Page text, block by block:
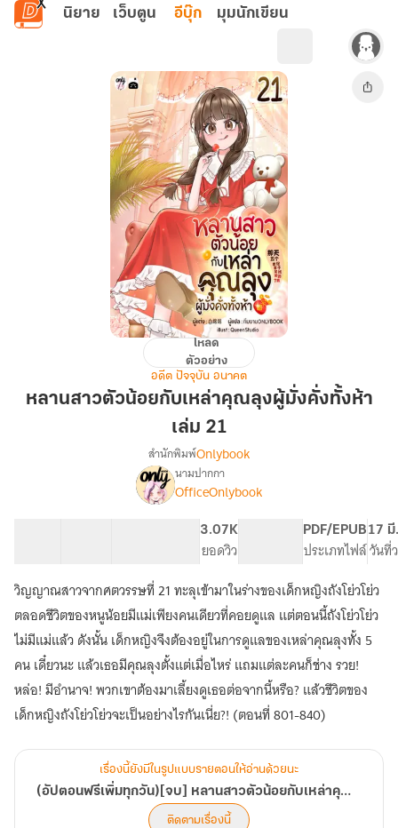
ข้ามไปยังเนื้อหาหลัก
นิยาย เว็บตูน อีบุ๊ก มุมนักเขียน
หลาน
ตัว
ผู้
ทั้ง
ห้า
เล่ม
21
โหลด
ตัวอย่าง
อดีต ปัจจุบัน อนาคต
หลานสาวตัวน้อยกับเหล่าคุณลุงผู้มั่งคั่งทั้งห้า
เล่ม 21
เรื่อง(อัป
ตอน
ฟรี
เพิ่ม
ทุก
วัน)
[จบ]
หลาน
สาว
ตัว
น้อย
กับ
เหล่า
คุณ
ผู้
มั่งคั่ง
ทั้ง
ห้า
สำนักพิมพ์Onlybook
นามปากกา
OfficeOnlybook
3.07K
ยอดวิว
PDF/EPUB
ประเภทไฟล์
17
วันที่
วิญญาณสาวจากศตวรรษที่ 21 ทะลุเข้ามาในร่างของเด็กหญิงถังโย่วโย่ว
ตลอดชีวิตของหนูน้อยมีแม่เพียงคนเดียวที่คอยดูแล แต่ตอนนี้ถังโย่วโย่ว
ไม่มีแม่แล้ว ดังนั้น เด็กหญิงจึงต้องอยู่ในการดูแลของเหล่าคุณลุงทั้ง 5
คน เดี๋ยวนะ แล้วเธอมีคุณลุงตั้งแต่เมื่อไหร่ แถมแต่ละคนก็ช่าง รวย!
หล่อ! มีอำนาจ! พวกเขาต้องมาเลี้ยงดูเธอต่อจากนี้หรือ? แล้วชีวิตของ
เด็กหญิงถังโย่วโย่วจะเป็นอย่างไรกันเนี่ย?! (ตอนที่ 801-840)
เรื่องนี้ยังมีในรูปแบบรายตอนให้อ่านด้วยนะ
(อัปตอนฟรีเพิ่มทุกวัน)[จบ] หลานสาวตัวน้อยกับเหล่าคุณลุงผู้มั่งคั่งทั้งห้า
ติดตามเรื่องนี้